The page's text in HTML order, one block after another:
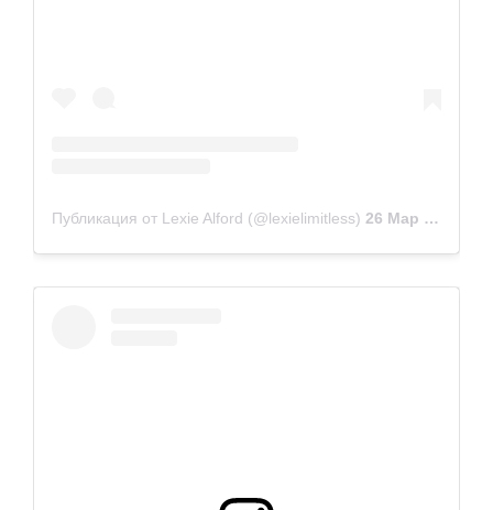
Публикация от Lexie Alford (@lexielimitless) 26 Мар 2019 в 2:00 PDT